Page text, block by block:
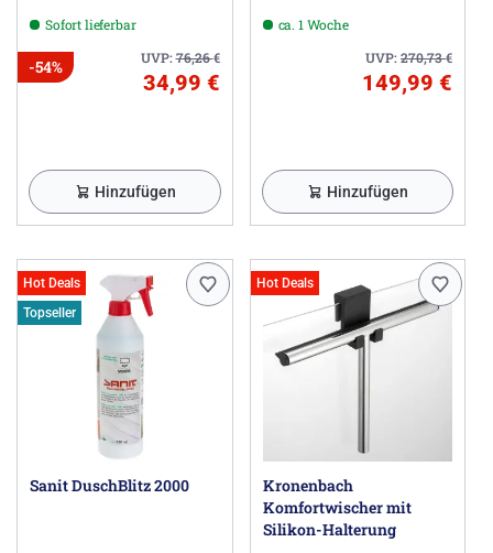
Sofort lieferbar
UVP:76,26€
-54%
34,99 €
Hinzufügen
ca. 1 Woche
UVP:270,73€
149,99 €
Hinzufügen
Hot Deals
Topseller
Sanit DuschBlitz 2000
Hot Deals
Kronenbach
Komfortwischer mit
Silikon-Halterung